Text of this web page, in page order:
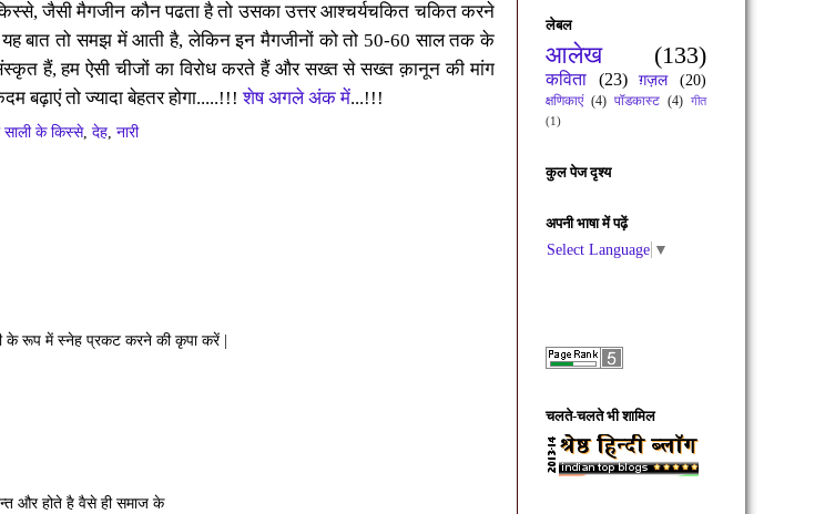
,जैसी मैगजीन कौन पढता है तो उसका उत्तर आश्चर्यचकित चकित करने
बात तो समझ में आती है,लेकिन इन मैगजीनों को तो 50-60 साल तक के
हैं,हम ऐसी चीजों का विरोध करते हैं और सख्त से सख्त क़ानून की मांग
तो ज्यादा बेहतर होगा.....!!!शेष अगले अंक में...!!!
साली के किस्से, देह, नारी
के रूप में स्नेह प्रकट करने की कृपा करें |
और होते है वैसे ही समाज के
लेबल
आलेख (133)
कविता (23) ग़ज़ल (20)
क्षणिकाएं (4) पॉडकास्ट (4) गीत
(1)
कुल पेज दृश्य
अपनी भाषा में पढ़ें
Select Language ▼
चलते-चलते भी शामिल